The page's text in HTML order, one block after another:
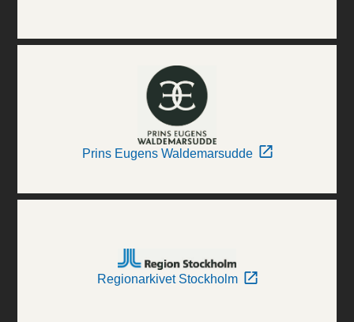
Prins Eugens Waldemarsudde
Regionarkivet Stockholm